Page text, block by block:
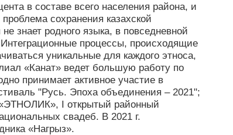
в составе всего населения района, и
сохранения казахской
знает родного языка, в повседневной
процессы, происходящие
уникальные для каждого этноса,
«Канат» ведет большую работу по
принимает активное участие в
"Русь. Эпоха объединения – 2021";
«ЭТНОЛИК», I открытый районный
свадеб. В 2021 г.
«Нагрыз».